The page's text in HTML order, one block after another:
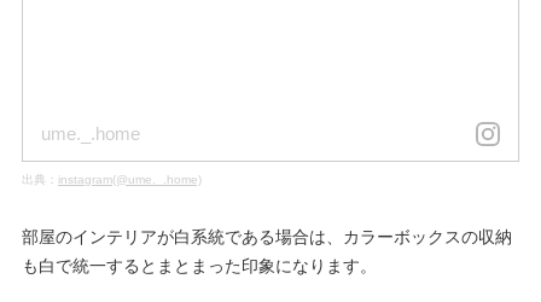
ume._.home
出典： instagram(@ume._.home)
部屋のインテリアが白系統である場合は、カラーボックスの収納
も白で統一するとまとまった印象になります。